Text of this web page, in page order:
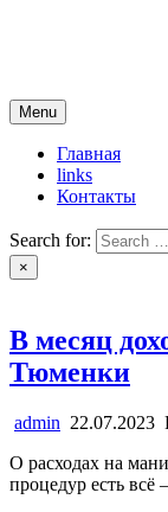
Menu
Главная
links
Контакты
Search for:
×
В месяц
Тюменки
admin 22.07.2023
О расходах на
процедур есть всё